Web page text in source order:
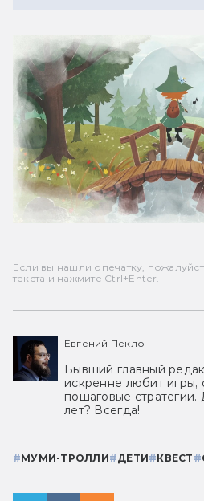
Если вы нашли опечатку,
текста и нажмите Ctrl+Enter.
Евгений Пекло
Бывший главный
искренне любит игры,
пошаговые стратегии.
лет? Всегда!
#МУМИ-ТРОЛЛИ#ДЕТИ#КВЕСТ #